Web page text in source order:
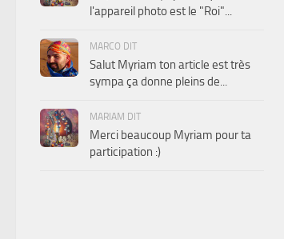
l'appareil photo est le "Roi"...
MARCO DIT
Salut Myriam ton article est très
sympa ça donne pleins de...
MARIAM DIT
Merci beaucoup Myriam pour ta
participation :)